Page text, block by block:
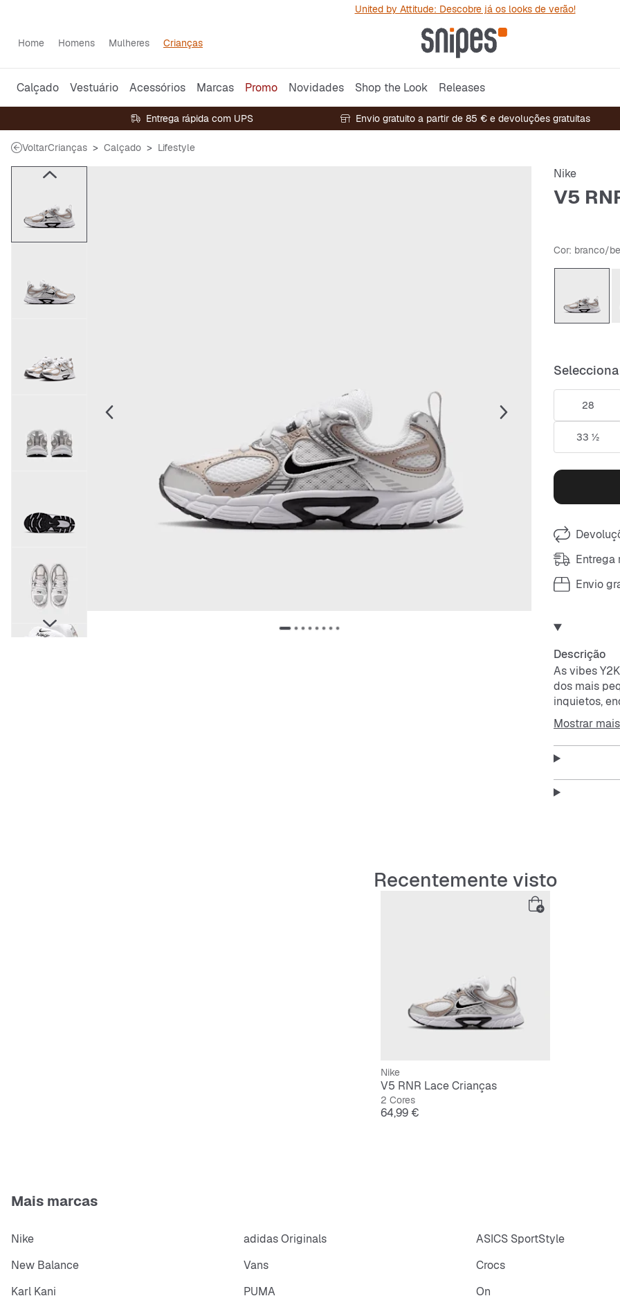
United by Attitude: Descobre já os looks de verão!
Home Homens Mulheres Crianças
Calçado Vestuário Acessórios Marcas Promo Novidades Shop the Look Releases
Entrega rápida com UPS Envio gratuito a partir de 85 € e devoluções gratuitas
VoltarCrianças Calçado Lifestyle
Nike
V5
Cor: branco/
28
33 ½
Entrega
Envio
Descrição
As vibes
dos mais
inquietos,
mantêm o
A parte
respirável e
O forro
espuma
Mostrar mais
Recentemente visto
Nike
V5 RNR Lace Crianças
2 Cores
Preço
64,99 €
Mais marcas
Nike adidas Originals ASICS SportStyle
New Balance
Vans Crocs
Karl Kani
PUMA On